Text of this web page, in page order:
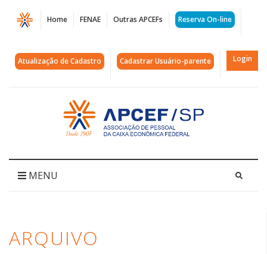
Página
Arquivos
ikigai
APCEF/SP
Home FENAE Outras APCEFs Reserva On-line
Atualização de Cadastro Cadastrar Usuário-parente Login
Acessar
página
inicial
MENU
ARQUIVO